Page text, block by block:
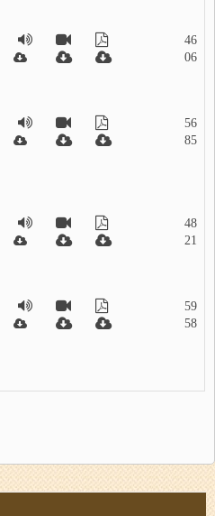
46
06
56
85
48
21
59
58